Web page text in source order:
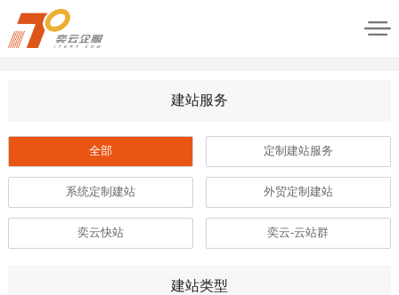
建站服务
全部 定制建站服务
系统定制建站 外贸定制建站
奕云快站 奕云-云站群
建站类型